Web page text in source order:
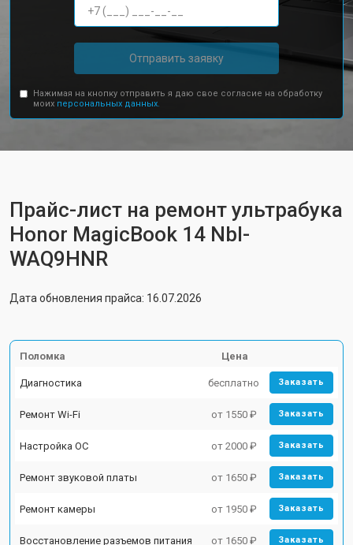
Отправить заявку
Нажимая на кнопку отправить я даю свое согласие на обработку
моих персональных данных.
Прайс-лист на ремонт ультрабука
Honor MagicBook 14 Nbl-
WAQ9HNR
Дата обновления прайса: 16.07.2026
Поломка Цена
Диагностика бесплатно Заказать
Ремонт Wi-Fi от 1550 ₽ Заказать
Настройка ОС от 2000 ₽ Заказать
Ремонт звуковой платы от 1650 ₽ Заказать
Ремонт камеры от 1950 ₽ Заказать
Восстановление разъемов питания от 1650 ₽ Заказать